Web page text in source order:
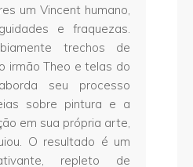
um Vincent humano,
e fraquezas.
trechos de
irmão Theo e telas do
seu processo
sobre pintura e a
em sua própria arte,
O resultado é um
repleto de